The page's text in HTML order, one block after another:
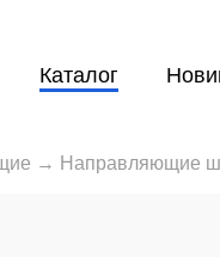
Каталог
→ Направляющие